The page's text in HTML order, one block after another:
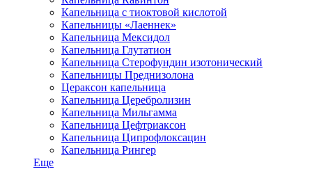
Капельница с тиоктовой кислотой
Капельницы «Лаеннек»
Капельница Мексидол
Капельница Глутатион
Капельница Стерофундин изотонический
Капельницы Преднизолона
Цераксон капельница
Капельница Церебролизин
Капельница Мильгамма
Капельница Цефтриаксон
Капельница Ципрофлоксацин
Капельница Рингер
Еще